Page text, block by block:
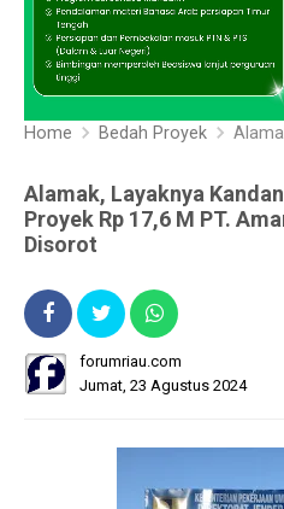
Home Bedah Proyek Alamak, Layaknya
Alamak, Layaknya
Proyek Rp 17,6 M PT.
Disorot
forumriau.com
Jumat, 23 Agustus 2024